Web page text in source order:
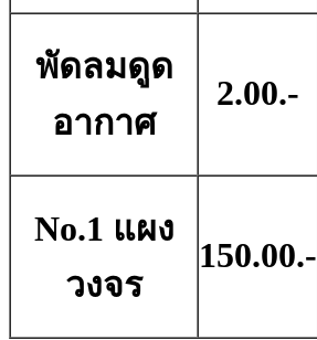
พัดลมดูด
อากาศ
2.00.-
No.1 แผง
วงจร
150.00.-